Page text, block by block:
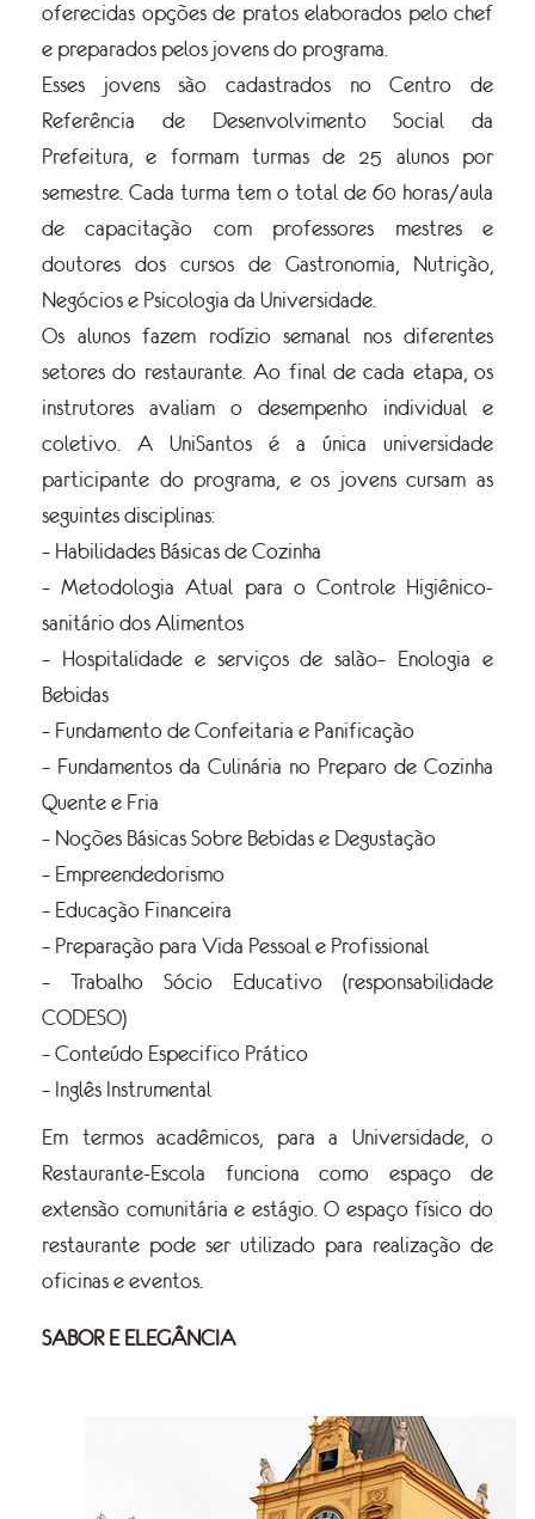
oferecidas opções de pratos elaborados pelo chef
e preparados pelos jovens do programa.
Esses jovens são cadastrados no Centro de
Referência de Desenvolvimento Social da
Prefeitura, e formam turmas de 25 alunos por
semestre. Cada turma tem o total de 60 horas/aula
de capacitação com professores mestres e
doutores dos cursos de Gastronomia, Nutrição,
Negócios e Psicologia da Universidade.
Os alunos fazem rodízio semanal nos diferentes
setores do restaurante. Ao final de cada etapa, os
instrutores avaliam o desempenho individual e
coletivo. A UniSantos é a única universidade
participante do programa, e os jovens cursam as
seguintes disciplinas:
– Habilidades Básicas de Cozinha
– Metodologia Atual para o Controle Higiênico-
sanitário dos Alimentos
– Hospitalidade e serviços de salão– Enologia e
Bebidas
– Fundamento de Confeitaria e Panificação
– Fundamentos da Culinária no Preparo de Cozinha
Quente e Fria
– Noções Básicas Sobre Bebidas e Degustação
– Empreendedorismo
– Educação Financeira
– Preparação para Vida Pessoal e Profissional
– Trabalho Sócio Educativo (responsabilidade
CODESO)
– Conteúdo Especifico Prático
– Inglês Instrumental
Em termos acadêmicos, para a Universidade, o
Restaurante-Escola funciona como espaço de
extensão comunitária e estágio. O espaço físico do
restaurante pode ser utilizado para realização de
oficinas e eventos.
SABOR E ELEGÂNCIA